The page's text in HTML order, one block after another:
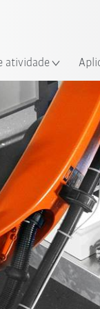
atividade